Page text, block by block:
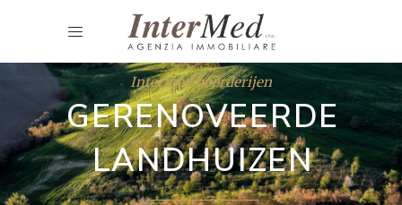
Intermed boerderijen
GERENOVEERDE
LANDHUIZEN